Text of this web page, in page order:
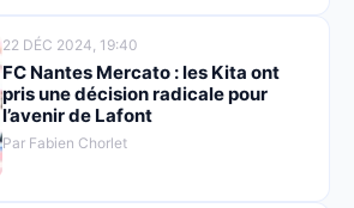
22 DÉC 2024, 19:40
FC Nantes Mercato : les Kita ont
pris une décision radicale pour
l’avenir de Lafont
Par Fabien Chorlet